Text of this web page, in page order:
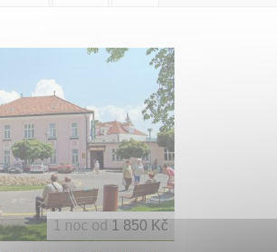
1 noc od 1 850 Kč